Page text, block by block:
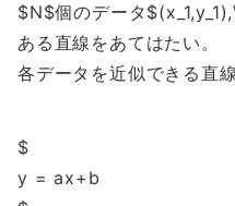
$N$個のデータ
ある直線をあてはたい。
各データを近似できる直
$
y = ax+b